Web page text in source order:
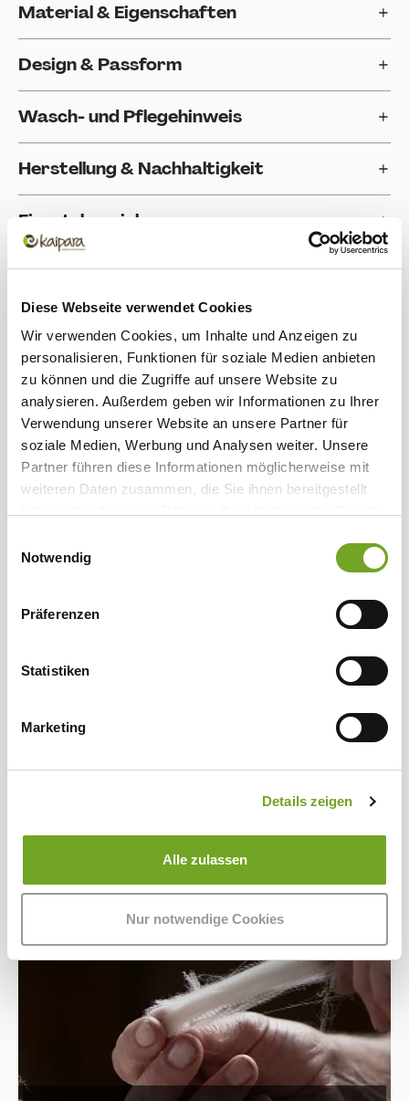
Diese Webseite verwendet Cookies
Wir verwenden Cookies, um Inhalte und Anzeigen zu
personalisieren, Funktionen für soziale Medien anbieten
zu können und die Zugriffe auf unsere Website zu
analysieren. Außerdem geben wir Informationen zu Ihrer
Verwendung unserer Website an unsere Partner für
soziale Medien, Werbung und Analysen weiter. Unsere
Partner führen diese Informationen möglicherweise mit
weiteren Daten zusammen, die Sie ihnen bereitgestellt
Notwendig
Präferenzen
Statistiken
Marketing
Details zeigen
Alle zulassen
Nur notwendige Cookies
Material & Eigenschaften
Design & Passform
Wasch- und Pflegehinweis
Herstellung & Nachhaltigkeit
Einsatzbereich
Bewertungen
Zubehör